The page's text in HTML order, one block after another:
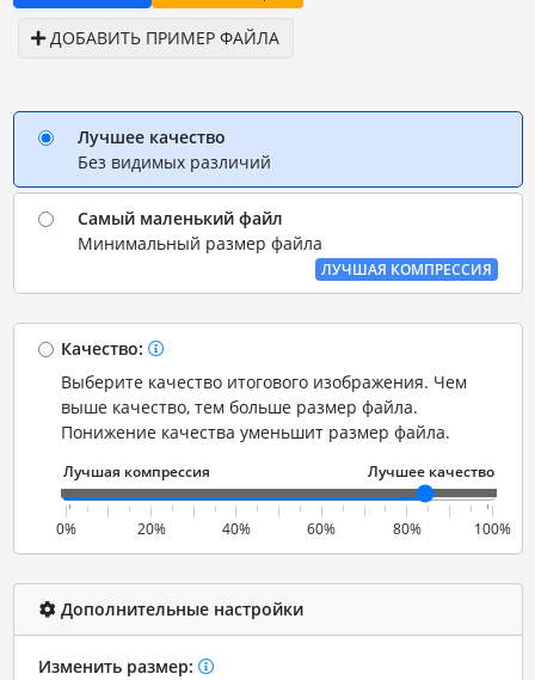
ДОБАВИТЬ ПРИМЕР ФАЙЛА
Лучшее качество
Без видимых различий
Самый маленький файл
Минимальный размер файла
ЛУЧШАЯ КОМПРЕССИЯ
Качество:
Выберите качество итогового изображения. Чем
выше качество, тем больше размер файла.
Понижение качества уменьшит размер файла.
0% 20% 40% 60% 80% 100%
Дополнительные настройки
Изменить размер: